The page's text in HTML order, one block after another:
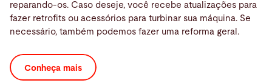
reparando-os. Caso deseje, você recebe atualizações para
fazer retrofits ou acessórios para turbinar sua máquina. Se
necessário, também podemos fazer uma reforma geral.
Conheça mais